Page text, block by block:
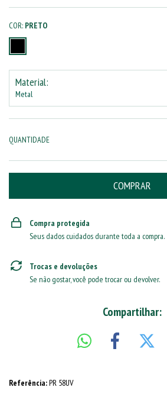
COR: PRETO
Material:
Metal
QUANTIDADE
Compra protegida
Seus dados cuidados durante toda a compra.
Trocas e devoluções
Se não gostar, você pode trocar ou devolver.
Compartilhar:
Referência:PR 58UV